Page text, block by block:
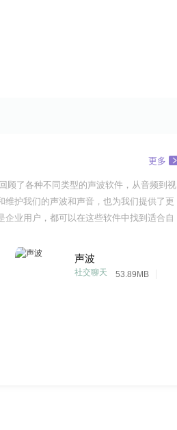
更多
顾了各种不同类型的声波软件，从音频到视
护我们的声波和声音，也为我们提供了更
业用户，都可以在这些软件中找到适合自
声波
53.89MB
社交聊天